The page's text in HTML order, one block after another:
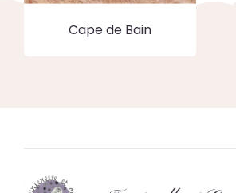
Cape de Bain